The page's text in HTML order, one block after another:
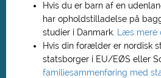
Hvis du er barn af en
har opholdstilladelse på
studier i Danmark.
Læs
Hvis din forælder er nordisk
statsborger i EU/EØS eller
familiesammenføring med